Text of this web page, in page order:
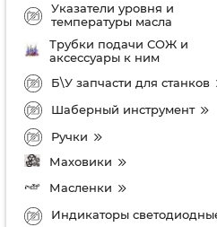
Указатели уровня и
температуры масла
Трубки подачи СОЖ и
аксессуары к ним
Б\У запчасти для станков
Шаберный инструмент
Ручки
Маховики
Масленки
Индикаторы